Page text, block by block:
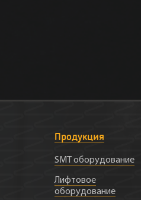
Продукция
SMT оборудование
Лифтовое
оборудование